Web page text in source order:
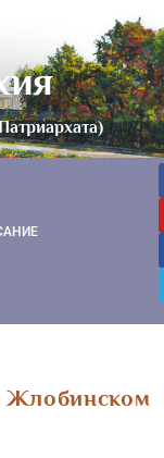
Жлобинском